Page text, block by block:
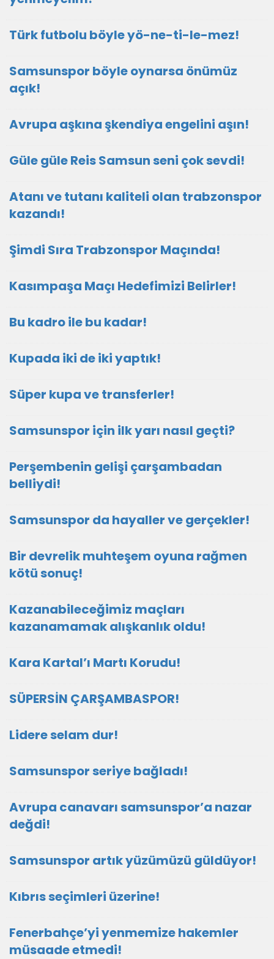
Türk futbolu böyle yö-ne-ti-le-mez!
Samsunspor böyle oynarsa önümüz
açık!
Avrupa aşkına şkendiya engelini aşın!
Güle güle Reis Samsun seni çok sevdi!
Atanı ve tutanı kaliteli olan trabzonspor
kazandı!
Şimdi Sıra Trabzonspor Maçında!
Kasımpaşa Maçı Hedefimizi Belirler!
Bu kadro ile bu kadar!
Kupada iki de iki yaptık!
Süper kupa ve transferler!
Samsunspor için ilk yarı nasıl geçti?
Perşembenin gelişi çarşambadan
belliydi!
Samsunspor da hayaller ve gerçekler!
Bir devrelik muhteşem oyuna rağmen
kötü sonuç!
Kazanabileceğimiz maçları
kazanamamak alışkanlık oldu!
Kara Kartal’ı Martı Korudu!
SÜPERSİN ÇARŞAMBASPOR!
Lidere selam dur!
Samsunspor seriye bağladı!
Avrupa canavarı samsunspor’a nazar
değdi!
Samsunspor artık yüzümüzü güldüyor!
Kıbrıs seçimleri üzerine!
Fenerbahçe’yi yenmemize hakemler
müsaade etmedi!